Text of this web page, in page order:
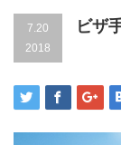
7.20
2018
ビザ